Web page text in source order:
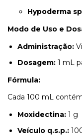
Hypoderma sp
Modo de Uso e
Administração:
Dosagem: 1 mL
Fórmula:
Cada 100 mL
Moxidectina: 1 g
Veículo q.s.p.: